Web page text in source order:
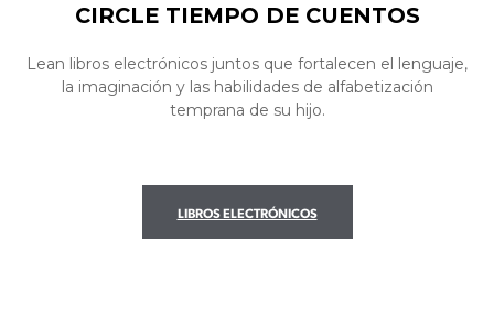
CIRCLE TIEMPO DE CUENTOS
Lean libros electrónicos juntos que fortalecen el lenguaje,
la imaginación y las habilidades de alfabetización
temprana de su hijo.
LIBROS ELECTRÓNICOS